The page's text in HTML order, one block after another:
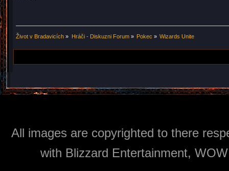
Život v Bradavicích » Hráči - Diskuzni Forum» Pokec » Wizards Unite
All images are copyrighted to there
with Blizzard Entertainment,